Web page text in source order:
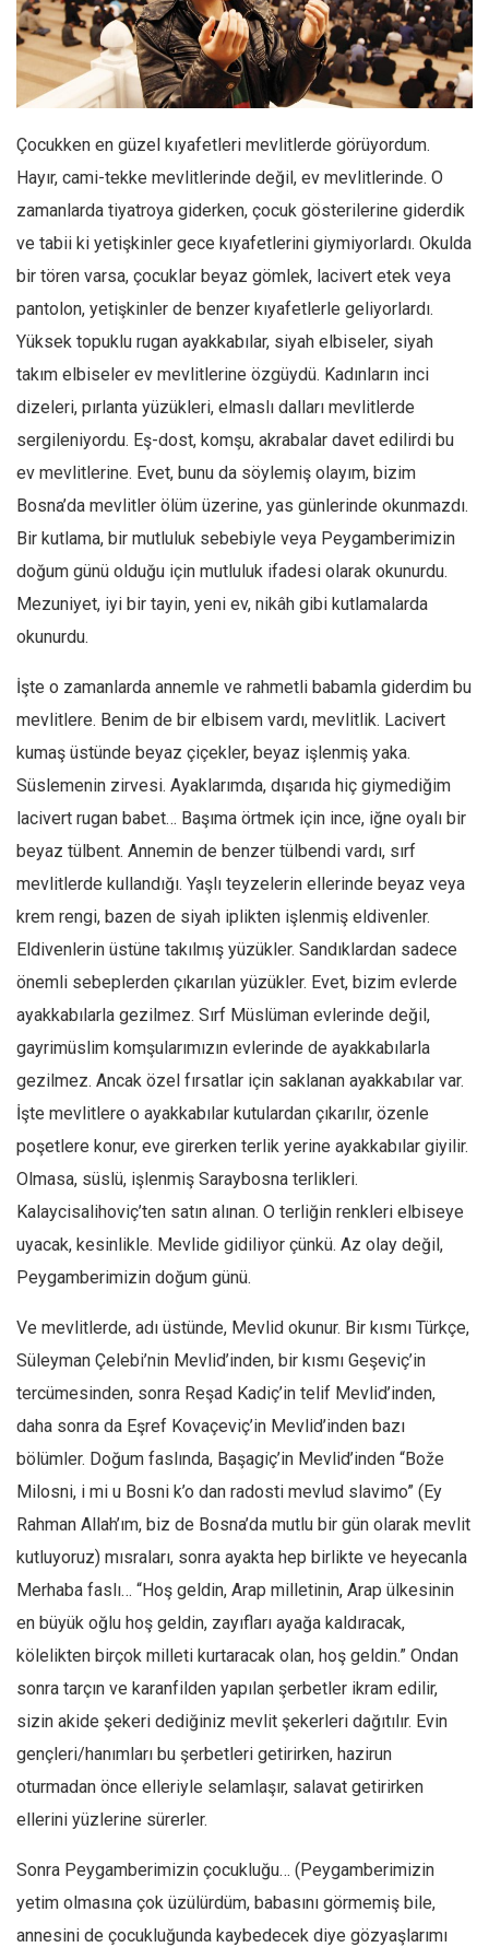
Facebook
Instagram
YouTube
Kemal Özer
Mahmut Toptaş
Yvonne Ridley
Barış Tarımcıoğlu
Ömer Kayani
Yusuf Armağan
Hasanali Yıldırım
Leyla Şerif Emin
Abir E. Nahas
Amina S. Jenenkovic
Bağdagül Öz
Bu Sayı
Tüm Sayılar
Kategoriler
Kültür Sanat
7 soruda bu hafta
Ekonomi
Spor
Manzara
Sağlık
Gıda-Beslenme
Hayat
Türkiye
Siyaset
Avrupa
Asya
Afrika
İslam Dünyası
Amerika
Düşünce
Dosyalar
Çocukken en güzel kıyafetleri mevlitlerde görüyordum.
Hayır, cami-tekke mevlitlerinde değil, ev mevlitlerinde. O
zamanlarda tiyatroya giderken, çocuk gösterilerine giderdik
ve tabii ki yetişkinler gece kıyafetlerini giymiyorlardı. Okulda
bir tören varsa, çocuklar beyaz gömlek, lacivert etek veya
pantolon, yetişkinler de benzer kıyafetlerle geliyorlardı.
Yüksek topuklu rugan ayakkabılar, siyah elbiseler, siyah
takım elbiseler ev mevlitlerine özgüydü. Kadınların inci
dizeleri, pırlanta yüzükleri, elmaslı dalları mevlitlerde
sergileniyordu. Eş-dost, komşu, akrabalar davet edilirdi bu
ev mevlitlerine. Evet, bunu da söylemiş olayım, bizim
Bosna’da mevlitler ölüm üzerine, yas günlerinde okunmazdı.
Bir kutlama, bir mutluluk sebebiyle veya Peygamberimizin
doğum günü olduğu için mutluluk ifadesi olarak okunurdu.
Mezuniyet, iyi bir tayin, yeni ev, nikâh gibi kutlamalarda
okunurdu.
İşte o zamanlarda annemle ve rahmetli babamla giderdim bu
mevlitlere. Benim de bir elbisem vardı, mevlitlik. Lacivert
kumaş üstünde beyaz çiçekler, beyaz işlenmiş yaka.
Süslemenin zirvesi. Ayaklarımda, dışarıda hiç giymediğim
lacivert rugan babet… Başıma örtmek için ince, iğne oyalı bir
beyaz tülbent. Annemin de benzer tülbendi vardı, sırf
mevlitlerde kullandığı. Yaşlı teyzelerin ellerinde beyaz veya
krem rengi, bazen de siyah iplikten işlenmiş eldivenler.
Eldivenlerin üstüne takılmış yüzükler. Sandıklardan sadece
önemli sebeplerden çıkarılan yüzükler. Evet, bizim evlerde
ayakkabılarla gezilmez. Sırf Müslüman evlerinde değil,
gayrimüslim komşularımızın evlerinde de ayakkabılarla
gezilmez. Ancak özel fırsatlar için saklanan ayakkabılar var.
İşte mevlitlere o ayakkabılar kutulardan çıkarılır, özenle
poşetlere konur, eve girerken terlik yerine ayakkabılar giyilir.
Olmasa, süslü, işlenmiş Saraybosna terlikleri.
Kalaycisalihoviç’ten satın alınan. O terliğin renkleri elbiseye
uyacak, kesinlikle. Mevlide gidiliyor çünkü. Az olay değil,
Peygamberimizin doğum günü.
Ve mevlitlerde, adı üstünde, Mevlid okunur. Bir kısmı Türkçe,
Süleyman Çelebi’nin Mevlid’inden, bir kısmı Geşeviç’in
tercümesinden, sonra Reşad Kadiç’in telif Mevlid’inden,
daha sonra da Eşref Kovaçeviç’in Mevlid’inden bazı
bölümler. Doğum faslında, Başagiç’in Mevlid’inden “Bože
Milosni, i mi u Bosni k’o dan radosti mevlud slavimo” (Ey
Rahman Allah’ım, biz de Bosna’da mutlu bir gün olarak mevlit
kutluyoruz) mısraları, sonra ayakta hep birlikte ve heyecanla
Merhaba faslı… “Hoş geldin, Arap milletinin, Arap ülkesinin
en büyük oğlu hoş geldin, zayıfları ayağa kaldıracak,
kölelikten birçok milleti kurtaracak olan, hoş geldin.” Ondan
sonra tarçın ve karanfilden yapılan şerbetler ikram edilir,
sizin akide şekeri dediğiniz mevlit şekerleri dağıtılır. Evin
gençleri/hanımları bu şerbetleri getirirken, hazirun
oturmadan önce elleriyle selamlaşır, salavat getirirken
ellerini yüzlerine sürerler.
Sonra Peygamberimizin çocukluğu… (Peygamberimizin
yetim olmasına çok üzülürdüm, babasını görmemiş bile,
annesini de çocukluğunda kaybedecek diye gözyaşlarımı